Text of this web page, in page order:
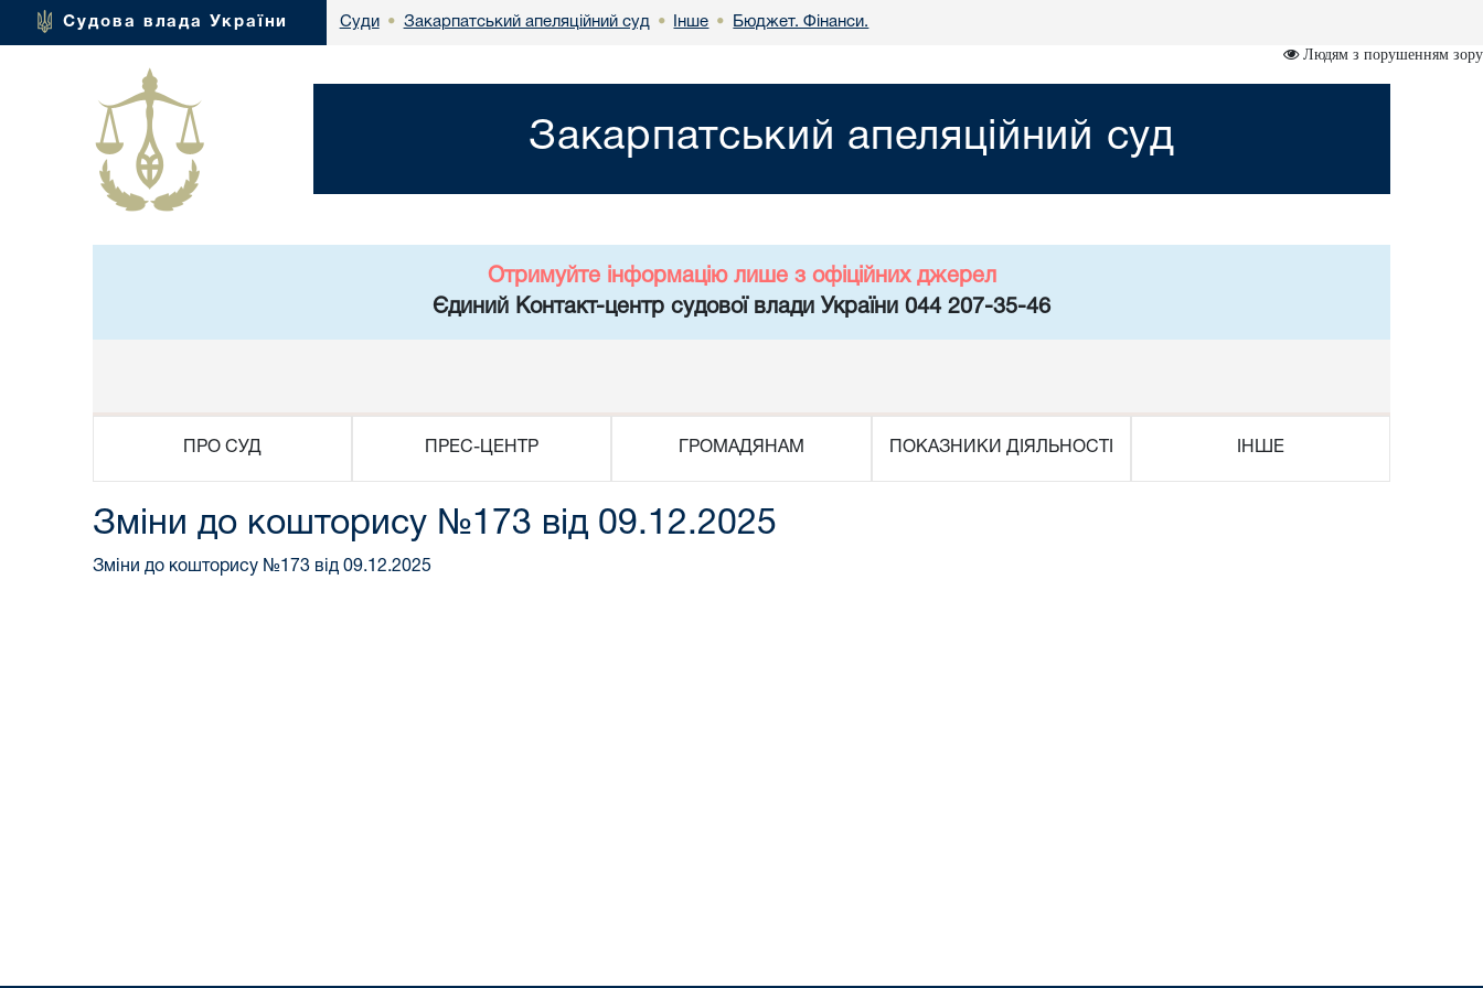
Судова влада України Суди • Закарпатський апеляційний суд • Інше • Бюджет. Фінанси.
Людям з порушенням зору
Закарпатський апеляційний суд
Отримуйте інформацію лише з офіційних джерел
Єдиний Контакт-центр судової влади України 044 207-35-46
ПРО СУД ПРЕС-ЦЕНТР ГРОМАДЯНАМ ПОКАЗНИКИ ДІЯЛЬНОСТІ ІНШЕ
Зміни до кошторису №173 від 09.12.2025
Зміни до кошторису №173 від 09.12.2025